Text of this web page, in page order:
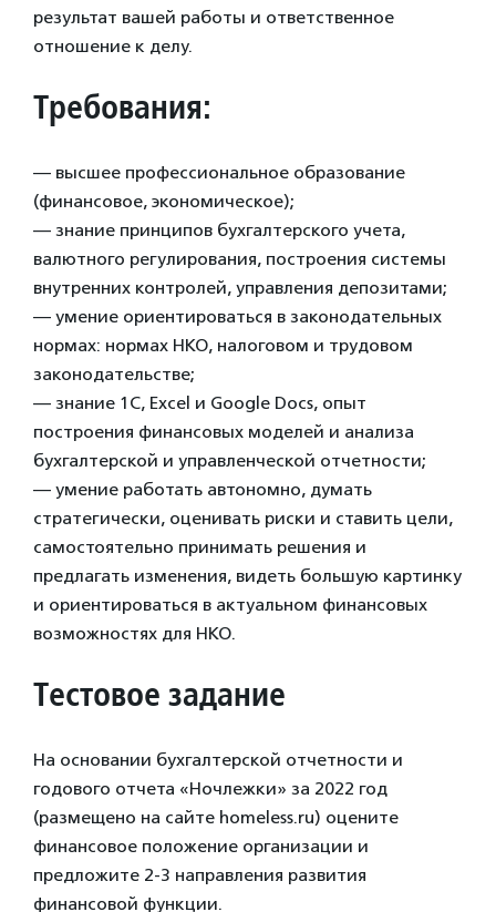
результат вашей работы и ответственное
отношение к делу.
Требования:
— высшее профессиональное образование
(финансовое, экономическое);
— знание принципов бухгалтерского учета,
валютного регулирования, построения системы
внутренних контролей, управления депозитами;
— умение ориентироваться в законодательных
нормах: нормах НКО, налоговом и трудовом
законодательстве;
— знание 1C, Excel и Google Docs, опыт
построения финансовых моделей и анализа
бухгалтерской и управленческой отчетности;
— умение работать автономно, думать
стратегически, оценивать риски и ставить цели,
самостоятельно принимать решения и
предлагать изменения, видеть большую картинку
и ориентироваться в актуальном финансовых
возможностях для НКО.
Тестовое задание
На основании бухгалтерской отчетности и
годового отчета «Ночлежки» за 2022 год
(размещено на сайте homeless.ru) оцените
финансовое положение организации и
предложите 2-3 направления развития
финансовой функции.